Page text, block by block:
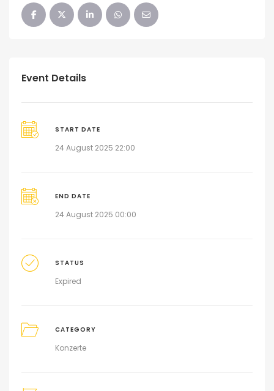
Event Details
START DATE
24 August 2025 22:00
END DATE
24 August 2025 00:00
STATUS
Expired
CATEGORY
Konzerte